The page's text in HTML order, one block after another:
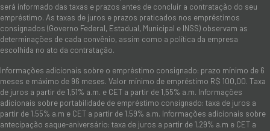
será informado das taxas e prazos antes de concluir a contratação do seu
empréstimo. As taxas de juros e prazos praticados nos empréstimos
consignados (Governo Federal, Estadual, Municipal e INSS) observam as
determinações de cada convênio, assim como a política da empresa
escolhida no ato da contratação.
Informações adicionais sobre o empréstimo consignado: prazo mínimo de 6
meses e máximo de 96 meses. Valor mínimo de empréstimo R$ 100,00. Taxa
de juros a partir de 1,51% a.m. e CET a partir de 1,55% a.m. Informações
adicionais sobre portabilidade de empréstimo consignado: taxa de juros a
partir de 1,55% a.m e CET a partir de 1,59% a.m. Informações adicionais sobre
antecipação saque-aniversário: taxa de juros a partir de 1,29% a.m e CET a